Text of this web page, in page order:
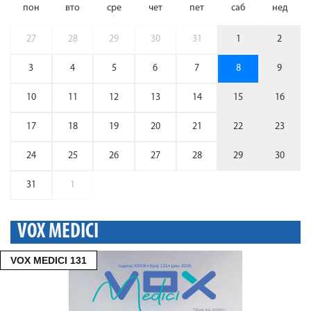
пон вто сре чет пет саб нед
27 28 29 30 31 1 2
3 4 5 6 7 8 9
10 11 12 13 14 15 16
17 18 19 20 21 22 23
24 25 26 27 28 29 30
31 1
VOX MEDICI
VOX MEDICI 131